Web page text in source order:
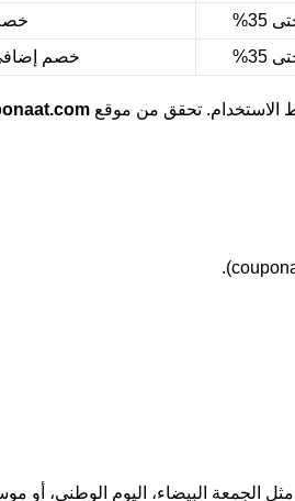
35%
35% خصم إضافي خلال
الاستخدام. تحقق من موقع
الجمعة البيضاء، اليوم الوطني، أو